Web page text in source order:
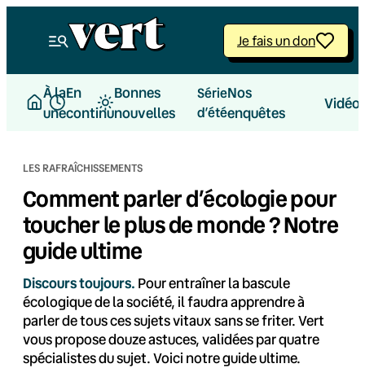
Je fais un don
À la
une
En
continu
Bonnes
nouvelles
Série
d’été
Nos
enquêtes
LES RAFRAÎCHISSEMENTS
Comment parler d’écologie pour
toucher le plus de monde ? Notre
guide ultime
Discours toujours. Pour entraîner la bascule
écologique de la société, il faudra apprendre à
parler de tous ces sujets vitaux sans se friter. Vert
vous propose douze astuces, validées par quatre
spécialistes du sujet. Voici notre guide ultime.